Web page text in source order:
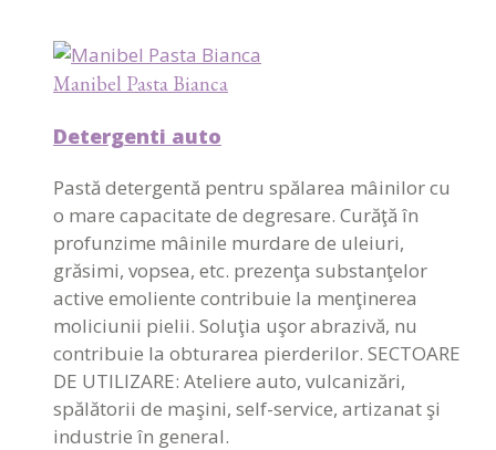
Manibel Pasta Bianca
Detergenti auto
Pastă detergentă pentru spălarea mâinilor cu
o mare capacitate de degresare. Curăţă în
profunzime mâinile murdare de uleiuri,
grăsimi, vopsea, etc. prezenţa substanţelor
active emoliente contribuie la menţinerea
moliciunii pielii. Soluţia uşor abrazivă, nu
contribuie la obturarea pierderilor. SECTOARE
DE UTILIZARE: Ateliere auto, vulcanizări,
spălătorii de maşini, self-service, artizanat şi
industrie în general.